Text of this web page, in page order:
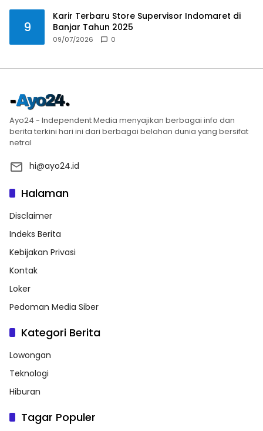
9
Karir Terbaru Store Supervisor Indomaret di
Banjar Tahun 2025
09/07/2026 0
Ayo24 - Independent Media menyajikan berbagai info dan
berita terkini hari ini dari berbagai belahan dunia yang bersifat
netral
hi@ayo24.id
Halaman
Disclaimer
Indeks Berita
Kebijakan Privasi
Kontak
Loker
Pedoman Media Siber
Kategori Berita
Lowongan
Teknologi
Hiburan
Tagar Populer